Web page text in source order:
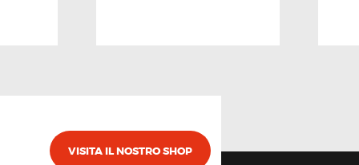
VISITA IL NOSTRO SHOP